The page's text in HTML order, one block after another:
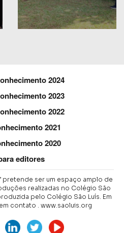
2024
2023
2022
2021
2020
editores
pretende ser um espaço amplo de
realizadas no Colégio São
pelo Colégio São Luís. Em
contato . www.saoluis.org